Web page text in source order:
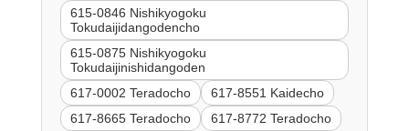
615-0846 Nishikyogoku
Tokudaijidangodencho
615-0875 Nishikyogoku
Tokudaijinishidangoden
617-0002 Teradocho
617-8551 Kaidecho
617-8665 Teradocho
617-8772 Teradocho